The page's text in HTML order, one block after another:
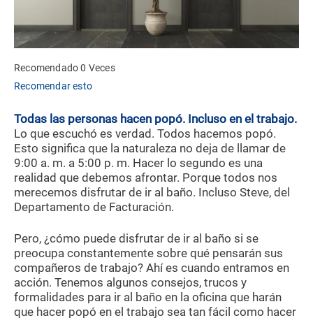
Recomendado 0 Veces
Recomendar esto
Todas las personas hacen popó. Incluso en el trabajo.
Lo que escuchó es verdad. Todos hacemos popó.
Esto significa que la naturaleza no deja de llamar de
9:00 a. m. a 5:00 p. m. Hacer lo segundo es una
realidad que debemos afrontar. Porque todos nos
merecemos disfrutar de ir al baño. Incluso Steve, del
Departamento de Facturación.
Pero, ¿cómo puede disfrutar de ir al baño si se
preocupa constantemente sobre qué pensarán sus
compañeros de trabajo? Ahí es cuando entramos en
acción. Tenemos algunos consejos, trucos y
formalidades para ir al baño en la oficina que harán
que hacer popó en el trabajo sea tan fácil como hacer